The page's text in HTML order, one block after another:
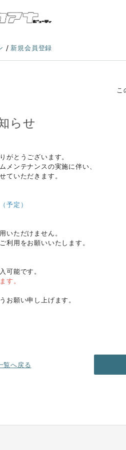
/ 新規会員登録
こ
らせ
がとうございます。
メンテナンスの実施に伴い、
ていただきます。
予定）
いただけません。
用をお願いいたします。
可能です。
す。
お願い申し上げます。
覧へ戻る